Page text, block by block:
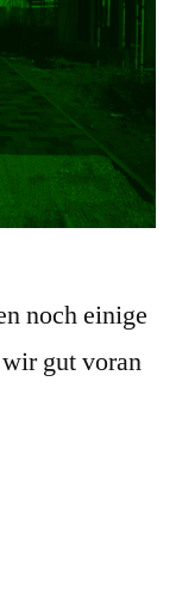
noch einige
gut voran